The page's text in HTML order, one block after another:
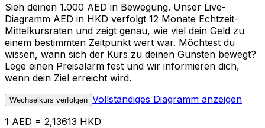
Sieh deinen 1.000 AED in Bewegung. Unser Live-
Diagramm AED in HKD verfolgt 12 Monate Echtzeit-
Mittelkursraten und zeigt genau, wie viel dein Geld zu
einem bestimmten Zeitpunkt wert war. Möchtest du
wissen, wann sich der Kurs zu deinen Gunsten bewegt?
Lege einen Preisalarm fest und wir informieren dich,
wenn dein Ziel erreicht wird.
Wechselkurs verfolgen Vollständiges Diagramm anzeigen
1 AED = 2,13613 HKD